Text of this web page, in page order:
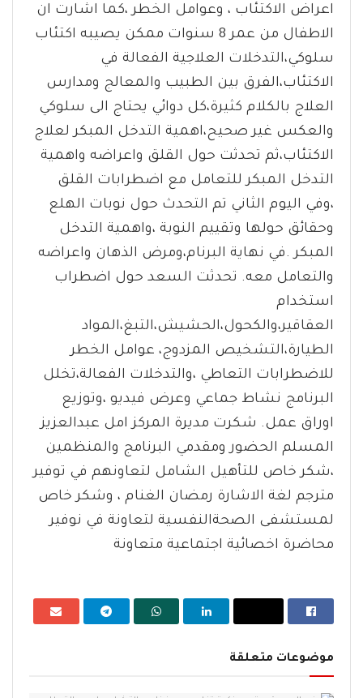
اعراض الاكتئاب ، وعوامل الخطر ،كما اشارت ان
الاطفال من عمر 8 سنوات ممكن يصيبه اكتئاب
سلوكي،التدخلات العلاجية الفعالة في
الاكتئاب،الفرق بين الطبيب والمعالج ومدارس
العلاج بالكلام كثيرة،كل دوائي يحتاج الى سلوكي
والعكس غير صحيح،اهمية التدخل المبكر لعلاج
الاكتئاب،ثم تحدثت حول القلق واعراضه واهمية
التدخل المبكر للتعامل مع اضطرابات القلق
،وفي اليوم الثاني تم التحدث حول نوبات الهلع
وحقائق حولها وتقييم النوبة ،واهمية التدخل
المبكر .في نهاية البرنام،ومرض الذهان واعراضه
والتعامل معه. تحدثت السعد حول اضطراب
استخدام
العقاقير،والكحول،الحشيش،التبغ،المواد
الطيارة،التشخيص المزدوج، عوامل الخطر
للاضطرابات التعاطي ،والتدخلات الفعالة،تخلل
البرنامج نشاط جماعي وعرض فيديو ،وتوزيع
اوراق عمل. شكرت مديرة المركز امل عبدالعزيز
المسلم الحضور ومقدمي البرنامج والمنظمين
،شكر خاص للتأهيل الشامل لتعاونهم في توفير
مترجم لغة الاشارة رمضان الغنام ، وشكر خاص
لمستشفى الصحةالنفسية لتعاونة في نوفير
محاضرة اخصائية اجتماعية متعاونة
موضوعات متعلقة